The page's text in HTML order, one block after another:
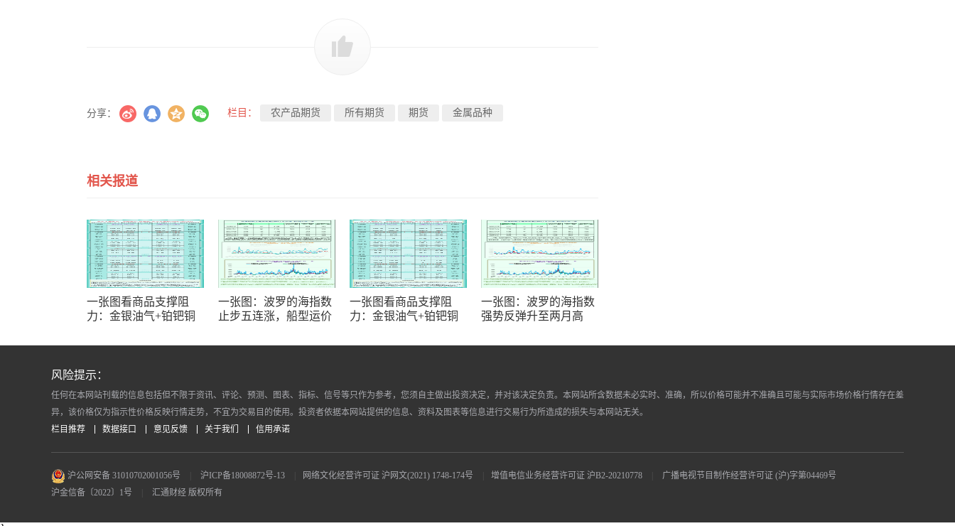
分享： 栏目： 农产品期货 所有期货 期货 金属品种
相关报道
一张图看商品支撑阻
力：金银油气+铂钯铜
日)
一张图：波罗的海指数
止步五连涨，船型运价
特征凸显
一张图看商品支撑阻
力：金银油气+铂钯铜
日)
一张图：波罗的海指数
强势反弹升至两月高
面走强
风险提示：
任何在本网站刊载的信息包括但不限于资讯、评论、预测、图表、指标、信号等只作为参考，您须自主做出投资决定，并对该决定负责。本网站所含数据未必实时、准确，所以价格可能并不准确且可能与实际市场价格行情存在差
异，该价格仅为指示性价格反映行情走势，不宜为交易目的使用。投资者依据本网站提供的信息、资料及图表等信息进行交易行为所造成的损失与本网站无关。
栏目推荐
数据接口 意见反馈 关于我们 信用承诺
沪公网安备 31010702001056号 沪ICP备18008872号-13 网络文化经营许可证 沪网文(2021) 1748-174号 增值电信业务经营许可证 沪B2-20210778
广播电视节目制作经营许可证 (沪)字第04469号
沪金信备〔2022〕1号
汇通财经 版权所有